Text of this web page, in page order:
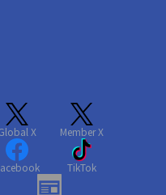
X Member X
TikTok